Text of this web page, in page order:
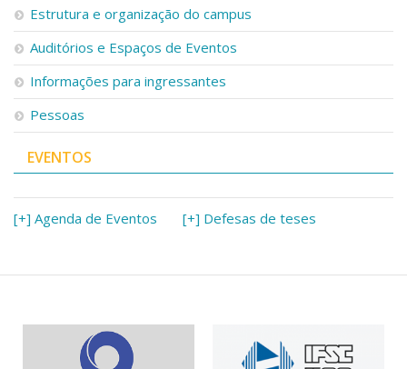
Estrutura e organização do campus
Auditórios e Espaços de Eventos
Informações para ingressantes
Pessoas
EVENTOS
[+] Agenda de Eventos [+] Defesas de teses